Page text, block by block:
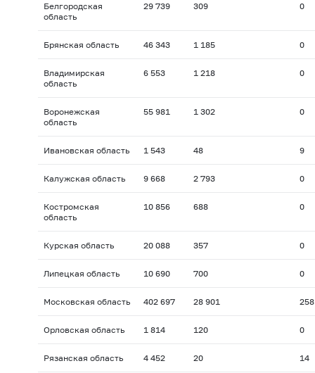
Белгородская
область
29 739 309 0
Брянская область 46 343 1 185 0
Владимирская
область
6 553 1 218 0
Воронежская
область
55 981 1 302 0
Ивановская область 1 543 48 9
Калужская область 9 668 2 793 0
Костромская
область
10 856 688 0
Курская область 20 088 357 0
Липецкая область 10 690 700 0
Московская область 402 697 28 901 258
Орловская область 1 814 120 0
Рязанская область 4 452 20 14